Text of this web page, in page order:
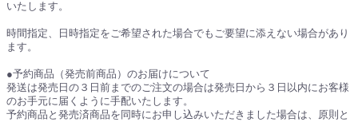
いたします。
時間指定、日時指定をご希望された場合でもご要望に添えない場合があり
ます。
●予約商品（発売前商品）のお届けについて
発送は発売日の３日前までのご注文の場合は発売日から３日以内にお客様
のお手元に届くように手配いたします。
予約商品と発売済商品を同時にお申し込みいただきました場合は、原則と